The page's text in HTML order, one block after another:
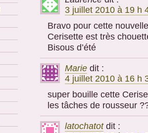
3 juillet 2010 à 19 h
Bravo pour cette
Cerisette est très
Bisous d’été
Marie dit :
4 juillet 2010 à 16 h
super bouille cette
les tâches de rousseur
latochatot dit :